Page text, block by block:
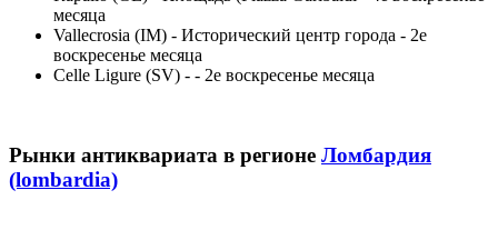
месяца
Vallecrosia (IM) - Исторический центр города - 2е
воскресенье месяца
Celle Ligure (SV) - - 2е воскресенье месяца
Рынки антиквариата в регионе Ломбардия
(lombardia)